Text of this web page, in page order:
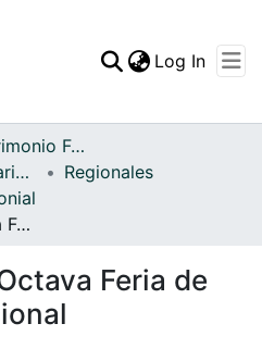
Statistics
Log In
Archivo del Patrimonio Fotográfico y Fílmico del Valle del Cauca
Fondo Fotográfico Diario Occidente
Regionales
Cuadragésima Octava Feria de Exposición Nacional Agropecuaria
Feria de